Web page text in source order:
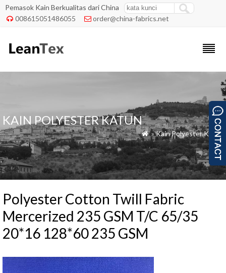
Pemasok Kain Berkualitas dari China
 008615051486055  order@china-fabrics.net
KAIN POLYESTER KATUN
 »Kain Polyester Katun
Polyester Cotton Twill Fabric
Mercerized 235 GSM T/C 65/35
20*16 128*60 235 GSM